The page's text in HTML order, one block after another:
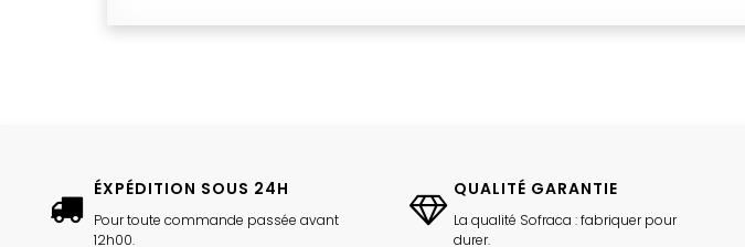
ÉXPÉDITION SOUS 24H
Pour toute commande passée avant
12h00.
QUALITÉ GARANTIE
La qualité Sofraca : fabriquer pour
durer.